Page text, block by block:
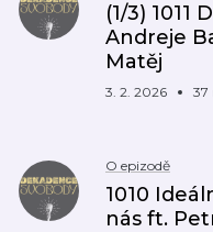
(1/3) 1011
Andreje
Matěj
3. 2. 2026 37
O epizodě
1010
nás ft.